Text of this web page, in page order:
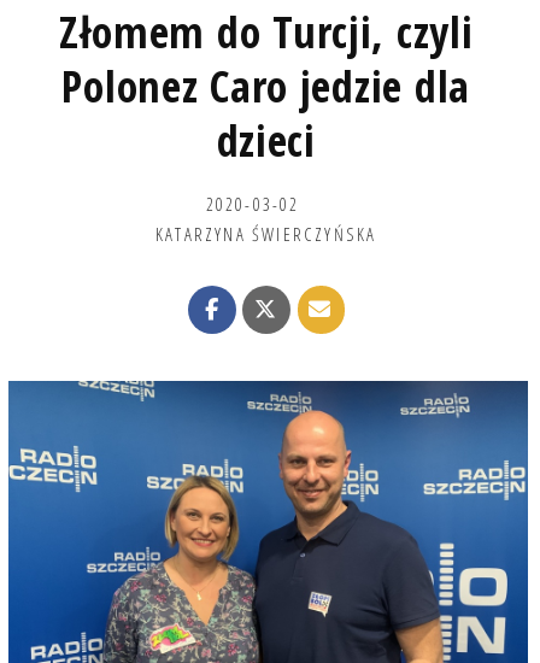
Złomem do Turcji, czyli
Polonez Caro jedzie dla
dzieci
2020-03-02
KATARZYNA ŚWIERCZYŃSKA